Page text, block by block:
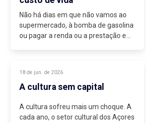
Não há dias em que não vamos ao
supermercado, à bomba de gasolina
ou pagar a renda ou a prestação e
18 de jun. de 2026
A cultura sem capital
A cultura sofreu mais um choque. A
cada ano, o setor cultural dos Açores